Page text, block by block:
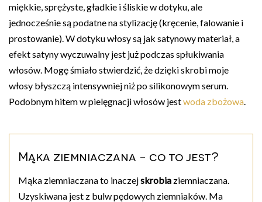
miękkie, sprężyste, gładkie i śliskie w dotyku, ale
jednocześnie są podatne na stylizację (kręcenie, falowanie i
prostowanie). W dotyku włosy są jak satynowy materiał, a
efekt satyny wyczuwalny jest już podczas spłukiwania
włosów. Mogę śmiało stwierdzić, że dzięki skrobi moje
włosy błyszczą intensywniej niż po silikonowym serum.
Podobnym hitem w pielęgnacji włosów jestwoda zbożowa
Mąka ziemniaczana - co to jest?
Mąka ziemniaczana to inaczejskrobia ziemniaczana.
Uzyskiwana jest z bulw pędowych ziemniaków. Ma